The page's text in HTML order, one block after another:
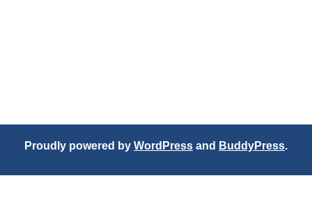
Proudly powered by WordPress and BuddyPress.